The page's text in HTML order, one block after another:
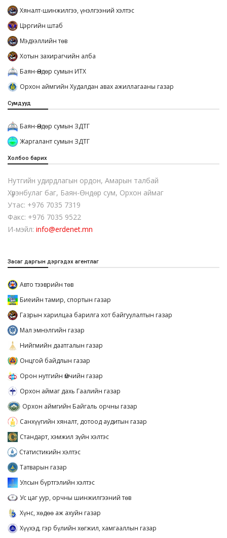
Хяналт-шинжилгээ, үнэлгээний хэлтэс
Цэргийн штаб
Мэдээллийн төв
Хотын захирагчийн алба
Баян-Өндөр сумын ИТХ
Орхон аймгийн Худалдан авах ажиллагааны газар
Сумдууд
Баян-Өндөр сумын ЗДТГ
Жаргалант сумын ЗДТГ
Холбоо барих
Нутгийн удирдлагын ордон, Амарын талбай
Хүрэнбулаг баг, Баян-Өндөр сум, Орхон аймаг
Утас: +976 7035 7319
Факс: +976 7035 9522
И-мэйл: info@erdenet.mn
Засаг даргын дэргэдэх агентлаг
Авто тээврийн төв
Биеийн тамир, спортын газар
Газрын харилцаа барилга хот байгуулалтын газар
Мал эмнэлгийн газар
Нийгмийн даатгалын газар
Онцгой байдлын газар
Орон нутгийн Өмчийн газар
Орхон аймаг дахь Гаалийн газар
Орхон аймгийн Байгаль орчны газар
Санхүүгийн хяналт, дотоод аудитын газар
Стандарт, хэмжил зүйн хэлтэс
Статистикийн хэлтэс
Татварын газар
Улсын бүртгэлийн хэлтэс
Ус цаг уур, орчны шинжилгээний төв
Хүнс, хөдөө аж ахуйн газар
Хүүхэд, гэр бүлийн хөгжил, хамгааллын газар